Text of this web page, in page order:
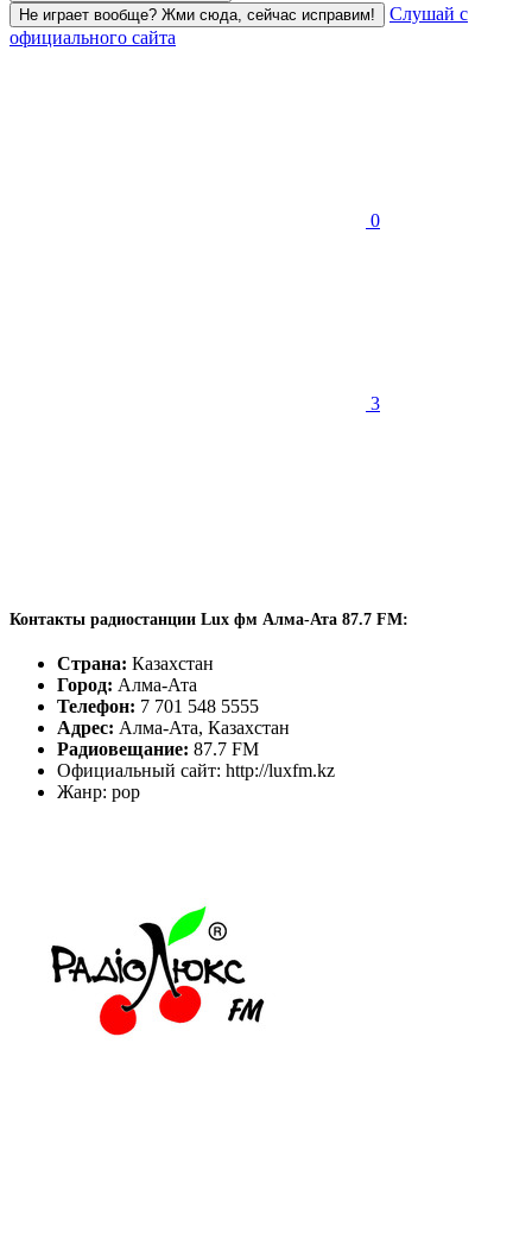
Не играет вообще? Жми сюда, сейчас исправим!
Слушай с
официального сайта
0
3
Контакты радиостанции Lux фм Алма-Ата 87.7 FM:
Страна: Казахстан
Город: Алма-Ата
Телефон: 7 701 548 5555
Адрес: Алма-Ата, Казахстан
Радиовещание: 87.7 FM
Официальный сайт: http://luxfm.kz
Жанр: pop